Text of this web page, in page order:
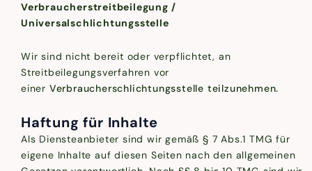
Verbraucherstreitbeilegung /
Universalschlichtungsstelle
Wir sind nicht bereit oder verpflichtet, an
Streitbeilegungsverfahren vor
einer Verbraucherschlichtungsstelle teilzunehmen.
Haftung für Inhalte
Als Diensteanbieter sind wir gemäß § 7 Abs.1 TMG für
eigene Inhalte auf diesen Seiten nach den allgemeinen